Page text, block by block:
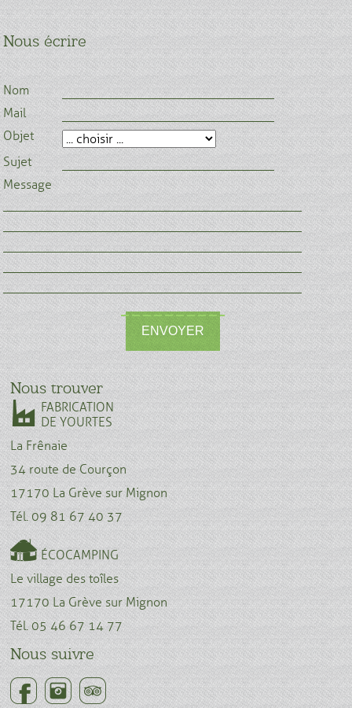
Nous écrire
Nom
Mail
Objet
Sujet
Message
ENVOYER
Nous trouver
FABRICATION
DE YOURTES
La Frênaie
34 route de Courçon
17170 La Grève sur Mignon
Tél. 09 81 67 40 37
ÉCOCAMPING
Le village des toîles
17170 La Grève sur Mignon
Tél. 05 46 67 14 77
Nous suivre